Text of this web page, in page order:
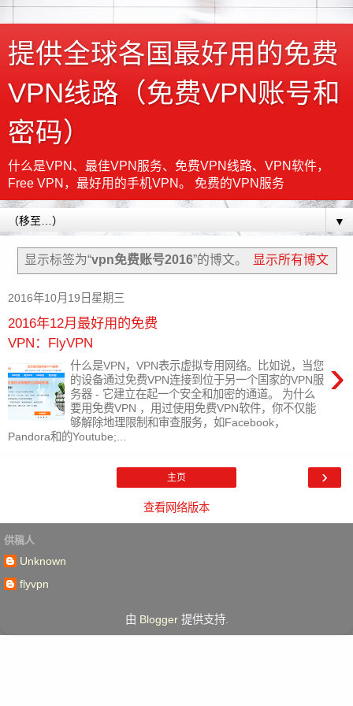
提供全球各国最好用的免费
VPN线路（免费VPN账号和
密码）
什么是VPN、最佳VPN服务、免费VPN线路、VPN软件，
Free VPN，最好用的手机VPN。 免费的VPN服务
▼
显示标签为“vpn免费账号2016”的博文。 显示所有博文
2016年10月19日星期三
2016年12月最好用的免费
VPN：FlyVPN
›
什么是VPN，VPN表示虚拟专用网络。比如说，当您
的设备通过免费VPN连接到位于另一个国家的VPN服
务器 - 它建立在起一个安全和加密的通道。 为什么
要用免费VPN ，用过使用免费VPN软件，你不仅能
够解除地理限制和审查服务，如Facebook，
Pandora和的Youtube;...
›
主页
查看网络版本
供稿人
Unknown
flyvpn
由 Blogger提供支持.